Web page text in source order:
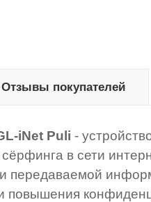
iNet Puli -
в сети
передаваемой
повышения
Отзывы покупателей